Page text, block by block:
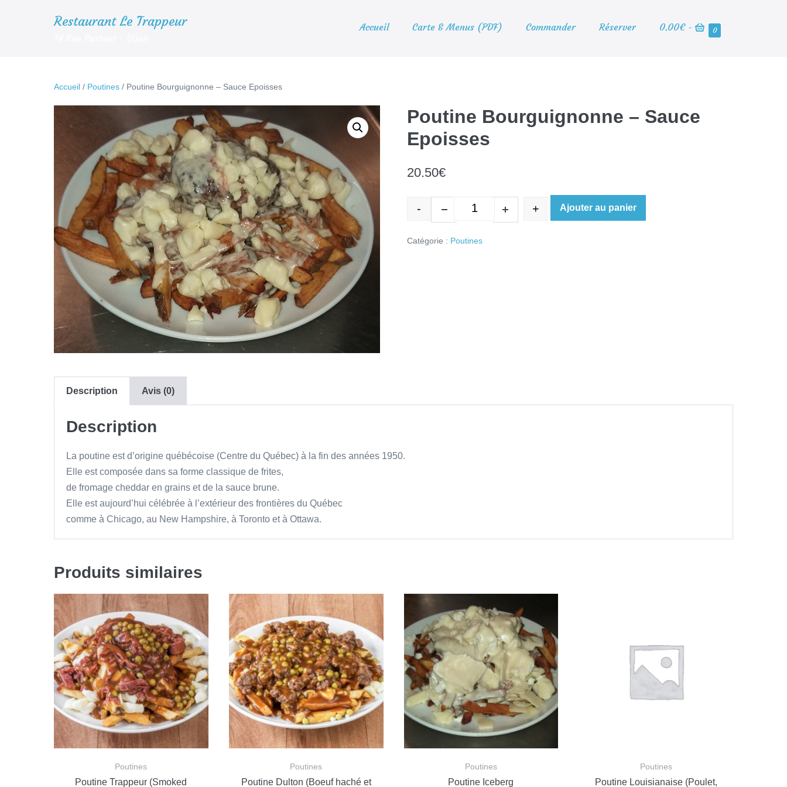
Restaurant Le Trappeur Accueil Carte & Menus (PDF) Commander Réserver
Panier
0.00€ - 0Éléments
Accueil / Poutines / Poutine Bourguignonne – Sauce Epoisses
Poutine Bourguignonne – Sauce
Epoisses
20.50€
quantité de Poutine Bourguignonne - Sauce Epoisses
- + Ajouter au panier
Catégorie : Poutines
Description Avis (0)
Description
La poutine est d’origine québécoise (Centre du Québec) à la fin des années 1950.
Elle est composée dans sa forme classique de frites,
de fromage cheddar en grains et de la sauce brune.
Elle est aujourd’hui célébrée à l’extérieur des frontières du Québec
comme à Chicago, au New Hampshire, à Toronto et à Ottawa.
Produits similaires
Poutines
Poutine Trappeur (Smoked
Poutines
Poutine Dulton (Boeuf haché et
Poutines
Poutine Iceberg
Poutines
Poutine Louisianaise (Poulet,